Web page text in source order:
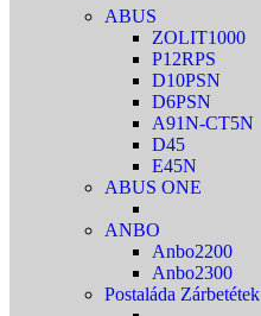
ABUS
ZOLIT1000
P12RPS
D10PSN
D6PSN
A91N-CT5N
D45
E45N
ABUS ONE
ANBO
Anbo2200
Anbo2300
Postaláda Zárbetétek